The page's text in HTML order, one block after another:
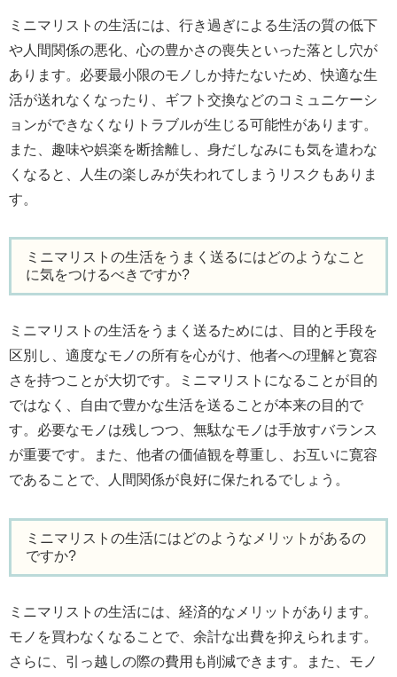
ミニマリストの生活には、行き過ぎによる生活の質の低下
や人間関係の悪化、心の豊かさの喪失といった落とし穴が
あります。必要最小限のモノしか持たないため、快適な生
活が送れなくなったり、ギフト交換などのコミュニケーシ
ョンができなくなりトラブルが生じる可能性があります。
また、趣味や娯楽を断捨離し、身だしなみにも気を遣わな
くなると、人生の楽しみが失われてしまうリスクもありま
す。
ミニマリストの生活をうまく送るにはどのようなこと
に気をつけるべきですか?
ミニマリストの生活をうまく送るためには、目的と手段を
区別し、適度なモノの所有を心がけ、他者への理解と寛容
さを持つことが大切です。ミニマリストになることが目的
ではなく、自由で豊かな生活を送ることが本来の目的で
す。必要なモノは残しつつ、無駄なモノは手放すバランス
が重要です。また、他者の価値観を尊重し、お互いに寛容
であることで、人間関係が良好に保たれるでしょう。
ミニマリストの生活にはどのようなメリットがあるの
ですか?
ミニマリストの生活には、経済的なメリットがあります。
モノを買わなくなることで、余計な出費を抑えられます。
さらに、引っ越しの際の費用も削減できます。また、モノ